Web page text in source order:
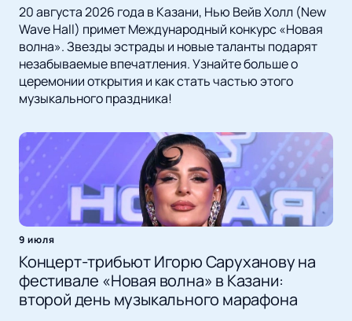
20 августа 2026 года в Казани, Нью Вейв Холл (New
Wave Hall) примет Международный конкурс «Новая
волна». Звезды эстрады и новые таланты подарят
незабываемые впечатления. Узнайте больше о
церемонии открытия и как стать частью этого
музыкального праздника!
9 июля
Концерт-трибьют Игорю Саруханову на
фестивале «Новая волна» в Казани:
второй день музыкального марафона